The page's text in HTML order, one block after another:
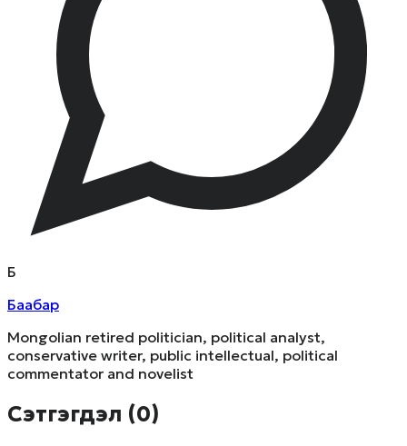
Б
Баабар
Mongolian retired politician, political analyst,
conservative writer, public intellectual, political
commentator and novelist
Сэтгэгдэл (0)